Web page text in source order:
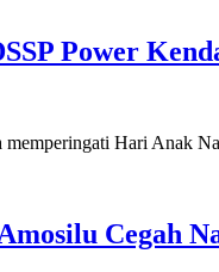
Power
Hari Anak
Cegah